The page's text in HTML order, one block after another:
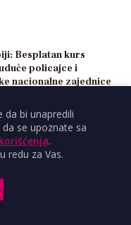
Besplatan kurs
policajce i
nacionalne zajednice
radove na Železničkoj
lokalni mediji nisu
da bi unapredili
se upoznate sa
.
redu za Vas.